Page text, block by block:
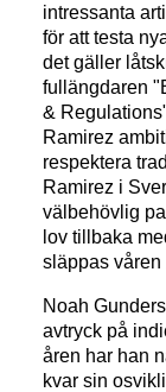
intressanta
för att testa
det gäller
fullängdaren
&
Ramirez
respektera
Ramirez i
välbehövlig
lov tillbaka
släppas våren
Noah
avtryck på
åren har han
kvar sin